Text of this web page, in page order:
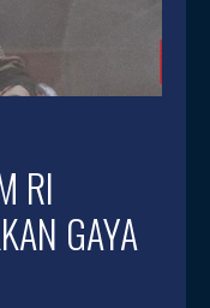
RI
GAYA